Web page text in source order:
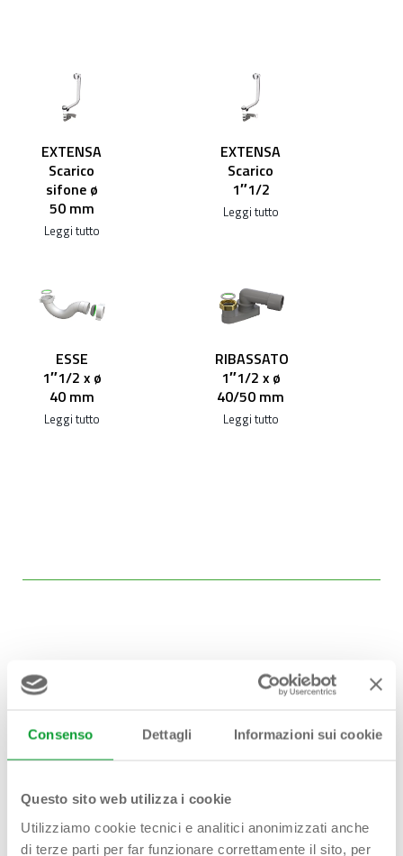
Consenso Dettagli Informazioni sui cookie
Questo sito web utilizza i cookie
Utilizziamo cookie tecnici e analitici anonimizzati anche
di terze parti per far funzionare correttamente il sito, per
EXTENSA
Scarico
sifone ø
50 mm
Leggi tutto
EXTENSA
Scarico
1″1/2
Leggi tutto
ESSE
1″1/2 x ø
40 mm
Leggi tutto
RIBASSATO
1″1/2 x ø
40/50 mm
Leggi tutto
Hai bisogno di
aiuto?
Contattaci!